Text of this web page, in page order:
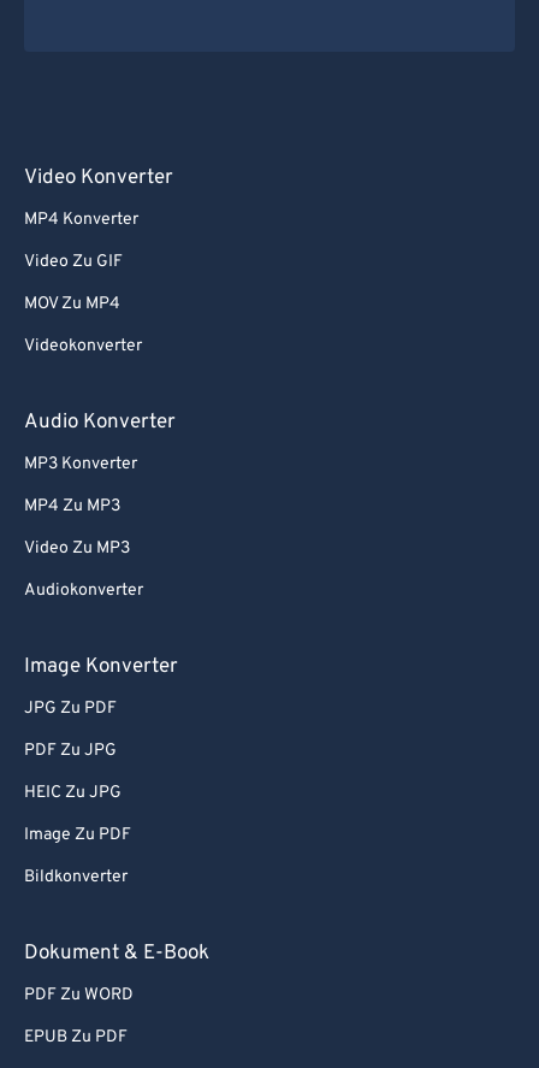
Video Konverter
MP4 Konverter
Video Zu GIF
MOV Zu MP4
Videokonverter
Audio Konverter
MP3 Konverter
MP4 Zu MP3
Video Zu MP3
Audiokonverter
Image Konverter
JPG Zu PDF
PDF Zu JPG
HEIC Zu JPG
Image Zu PDF
Bildkonverter
Dokument & E-Book
PDF Zu WORD
EPUB Zu PDF